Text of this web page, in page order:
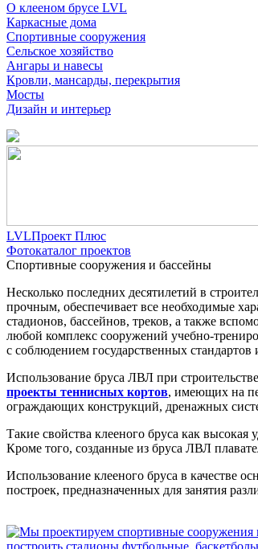
О клееном брусе LVL
Каркасные дома
Спортивные сооружения
Сельское хозяйство
Ангары и навесы
Кровли, мансарды, перекрытия
Мосты
Дизайн и интерьер
LVLПроект Плюс
Фотокаталог проектов
Спортивные сооружения и бассейны
Несколько последних десятилетий в
прочным, обеспечивает все необходимые
стадионов, бассейнов, треков, а также
любой комплекс сооружений учебно-
с соблюдением государственных стандартов
Использование бруса ЛВЛ при
проекты теннисных кортов, имеющих на
ограждающих конструкций, дренажных
Такие свойства клееного бруса как высокая
Кроме того, созданные из бруса ЛВЛ
Использование клееного бруса в качестве
построек, предназначенных для занятия